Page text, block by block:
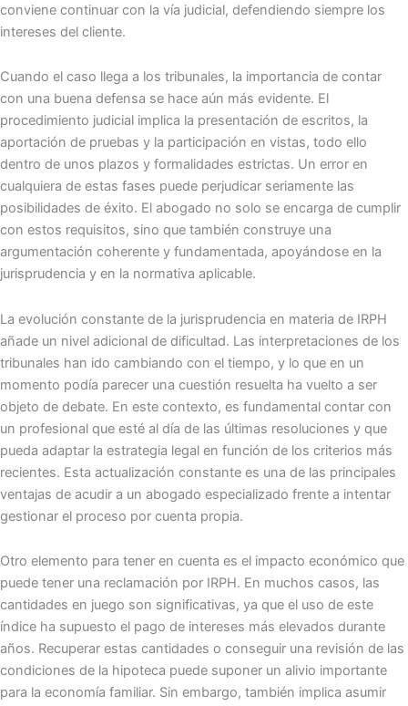
conviene continuar con la vía judicial, defendiendo siempre los
intereses del cliente.
Cuando el caso llega a los tribunales, la importancia de contar
con una buena defensa se hace aún más evidente. El
procedimiento judicial implica la presentación de escritos, la
aportación de pruebas y la participación en vistas, todo ello
dentro de unos plazos y formalidades estrictas. Un error en
cualquiera de estas fases puede perjudicar seriamente las
posibilidades de éxito. El abogado no solo se encarga de cumplir
con estos requisitos, sino que también construye una
argumentación coherente y fundamentada, apoyándose en la
jurisprudencia y en la normativa aplicable.
La evolución constante de la jurisprudencia en materia de IRPH
añade un nivel adicional de dificultad. Las interpretaciones de los
tribunales han ido cambiando con el tiempo, y lo que en un
momento podía parecer una cuestión resuelta ha vuelto a ser
objeto de debate. En este contexto, es fundamental contar con
un profesional que esté al día de las últimas resoluciones y que
pueda adaptar la estrategia legal en función de los criterios más
recientes. Esta actualización constante es una de las principales
ventajas de acudir a un abogado especializado frente a intentar
gestionar el proceso por cuenta propia.
Otro elemento para tener en cuenta es el impacto económico que
puede tener una reclamación por IRPH. En muchos casos, las
cantidades en juego son significativas, ya que el uso de este
índice ha supuesto el pago de intereses más elevados durante
años. Recuperar estas cantidades o conseguir una revisión de las
condiciones de la hipoteca puede suponer un alivio importante
para la economía familiar. Sin embargo, también implica asumir